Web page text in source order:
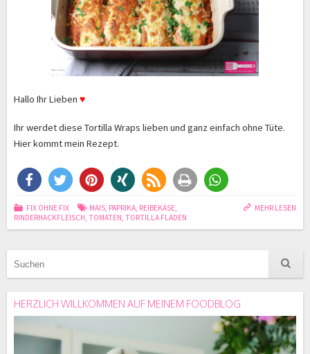
Hallo Ihr Lieben ♥
Ihr werdet diese Tortilla Wraps lieben und ganz einfach ohne Tüte.
Hier kommt mein Rezept.
MEHR LESEN
FIX OHNE FIX MAIS, PAPRIKA, REIBEKÄSE,
RINDERHACKFLEISCH, TOMATEN, TORTILLA FLADEN
HERZLICH WILLKOMMEN AUF MEINEM FOODBLOG